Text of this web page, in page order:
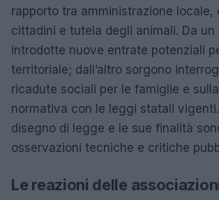
rapporto tra amministrazione locale,
cittadini e tutela degli animali. Da
introdotte nuove entrate potenziali
territoriale; dall’altro sorgono
ricadute sociali per le famiglie e
normativa con le leggi statali
disegno di legge e le sue finalità
osservazioni tecniche e critiche
Le reazioni delle